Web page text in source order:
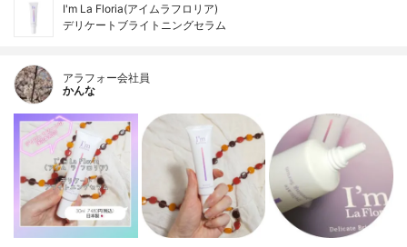
I'm La Floria(アイムラフロリア)
デリケートブライトニングセラム
アラフォー会社員
かんな